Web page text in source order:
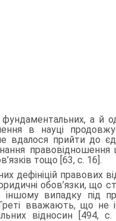
а й
в науці
вдалося прийти до
тощо [63, с. 16].
дефініцій правових
обов’язки, що
іншому випадку під
вважають, що не
відносин [494,